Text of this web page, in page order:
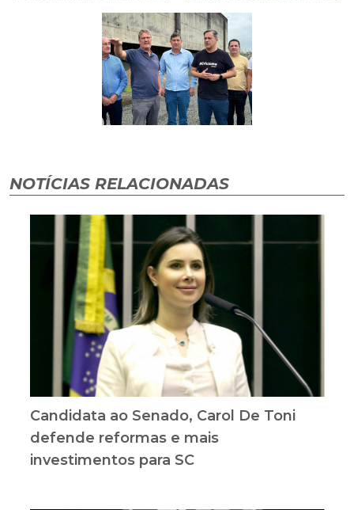
NOTÍCIAS RELACIONADAS
Candidata ao Senado, Carol De Toni
defende reformas e mais
investimentos para SC